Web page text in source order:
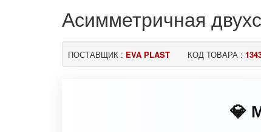
Асимметричная
ПОСТАВЩИК : EVA PLAST КОД ТОВАРА :
💎